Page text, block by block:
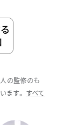
の監修のも
ます。 すべて